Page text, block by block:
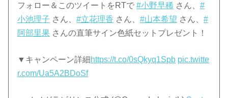
フォロー＆このツイートをRTで#小野早稀 さん、#
小池理子 さん、#立花理香 さん、#山本希望 さん、#
阿部里果 さんの直筆サイン色紙セットプレゼント！
▼キャンペーン詳細https://t.co/0sQkyq1Spb pic.twitte
r.com/Ua5A2BDoSf